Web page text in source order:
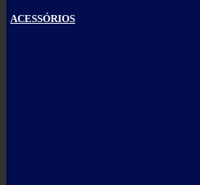
ACESSÓRIOS